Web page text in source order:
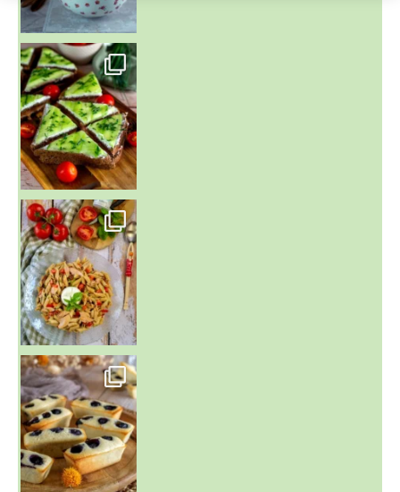
~ SALADE DE PÂTES AUX DEUX TOMATES THON ET BURRA
~ FINANCIERS MYRTILLES ET CITRON ~
Aujourd'hu